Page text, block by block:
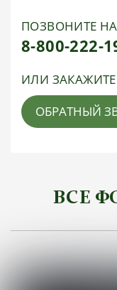
ПОЗВОНИТЕ
8-800-222-
ИЛИ ЗАКАЖИТЕ
ОБРАТНЫЙ
ВСЕ